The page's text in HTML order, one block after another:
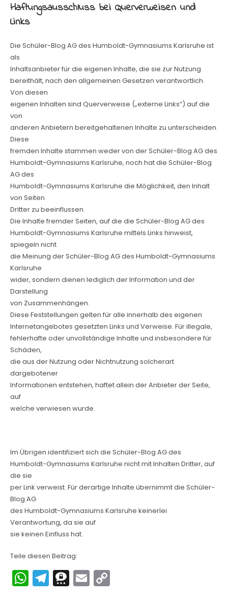
Haftungsausschluss bei Querverweisen und
Links
Die Schüler-Blog AG des Humboldt-Gymnasiums Karlsruhe ist
als
Inhaltsanbieter für die eigenen Inhalte, die sie zur Nutzung
bereithält, nach den allgemeinen Gesetzen verantwortlich.
Von diesen
eigenen Inhalten sind Querverweise („externe Links“) auf die
von
anderen Anbietern bereitgehaltenen Inhalte zu unterscheiden.
Diese
fremden Inhalte stammen weder von der Schüler-Blog AG des
Humboldt-Gymnasiums Karlsruhe, noch hat die Schüler-Blog
AG des
Humboldt-Gymnasiums Karlsruhe die Möglichkeit, den Inhalt
von Seiten
Dritter zu beeinflussen.
Die Inhalte fremder Seiten, auf die die Schüler-Blog AG des
Humboldt-Gymnasiums Karlsruhe mittels Links hinweist,
spiegeln nicht
die Meinung der Schüler-Blog AG des Humboldt-Gymnasiums
Karlsruhe
wider, sondern dienen lediglich der Information und der
Darstellung
von Zusammenhängen.
Diese Feststellungen gelten für alle innerhalb des eigenen
Internetangebotes gesetzten Links und Verweise. Für illegale,
fehlerhafte oder unvollständige Inhalte und insbesondere für
Schäden,
die aus der Nutzung oder Nichtnutzung solcherart
dargebotener
Informationen entstehen, haftet allein der Anbieter der Seite,
auf
welche verwiesen wurde.
Im Übrigen identifiziert sich die Schüler-Blog AG des
Humboldt-Gymnasiums Karlsruhe nicht mit Inhalten Dritter, auf
die sie
per Link verweist. Für derartige Inhalte übernimmt die Schüler-
Blog AG
des Humboldt-Gymnasiums Karlsruhe keinerlei
Verantwortung, da sie auf
sie keinen Einfluss hat.
Teile diesen Beitrag:
W
h
T
el
T
hr
E
m